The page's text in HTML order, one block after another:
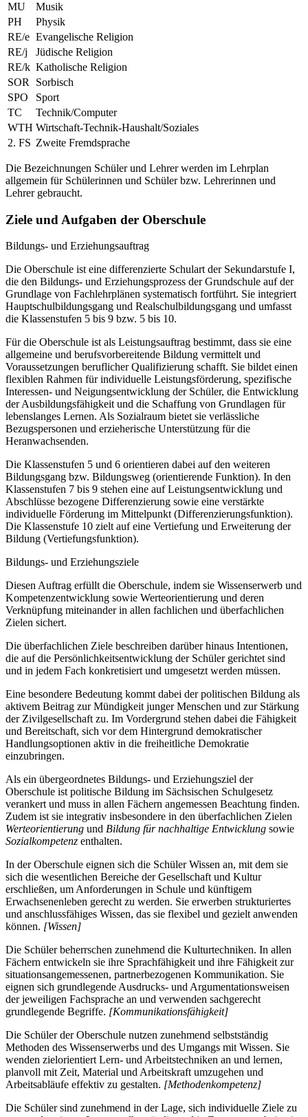
MU
Musik
PH
Physik
RE/e Evangelische Religion
RE/j
Jüdische Religion
RE/k Katholische Religion
SOR
Sorbisch
SPO
Sport
TC
Technik/Computer
WTH Wirtschaft-Technik-Haushalt/Soziales
2. FS Zweite Fremdsprache
Die Bezeichnungen Schüler und Lehrer werden im Lehrplan
allgemein für Schülerinnen und Schüler bzw. Lehrerinnen und
Lehrer gebraucht.
Ziele und Aufgaben der Oberschule
Bildungs- und Erziehungsauftrag
Die Oberschule ist eine differenzierte Schulart der Sekundarstufe I,
die den Bildungs- und Erziehungsprozess der Grundschule auf der
Grundlage von Fachlehrplänen systematisch fortführt. Sie integriert
Hauptschulbildungsgang und Realschulbildungsgang und umfasst
die Klassenstufen 5 bis 9 bzw. 5 bis 10.
Für die Oberschule ist als Leistungsauftrag bestimmt, dass sie eine
allgemeine und berufsvorbereitende Bildung vermittelt und
Voraussetzungen beruflicher Qualifizierung schafft. Sie bildet einen
flexiblen Rahmen für individuelle Leistungsförderung, spezifische
Interessen- und Neigungsentwicklung der Schüler, die Entwicklung
der Ausbildungsfähigkeit und die Schaffung von Grundlagen für
lebenslanges Lernen. Als Sozialraum bietet sie verlässliche
Bezugspersonen und erzieherische Unterstützung für die
Heranwachsenden.
Die Klassenstufen 5 und 6 orientieren dabei auf den weiteren
Bildungsgang bzw. Bildungsweg (orientierende Funktion). In den
Klassenstufen 7 bis 9 stehen eine auf Leistungsentwicklung und
Abschlüsse bezogene Differenzierung sowie eine verstärkte
individuelle Förderung im Mittelpunkt (Differenzierungsfunktion).
Die Klassenstufe 10 zielt auf eine Vertiefung und Erweiterung der
Bildung (Vertiefungsfunktion).
Bildungs- und Erziehungsziele
Diesen Auftrag erfüllt die Oberschule, indem sie Wissenserwerb und
Kompetenzentwicklung sowie Werteorientierung und deren
Verknüpfung miteinander in allen fachlichen und überfachlichen
Zielen sichert.
Die überfachlichen Ziele beschreiben darüber hinaus Intentionen,
die auf die Persönlichkeitsentwicklung der Schüler gerichtet sind
und in jedem Fach konkretisiert und umgesetzt werden müssen.
Eine besondere Bedeutung kommt dabei der politischen Bildung als
aktivem Beitrag zur Mündigkeit junger Menschen und zur Stärkung
der Zivilgesellschaft zu. Im Vordergrund stehen dabei die Fähigkeit
und Bereitschaft, sich vor dem Hintergrund demokratischer
Handlungsoptionen aktiv in die freiheitliche Demokratie
einzubringen.
Als ein übergeordnetes Bildungs- und Erziehungsziel der
Oberschule ist politische Bildung im Sächsischen Schulgesetz
verankert und muss in allen Fächern angemessen Beachtung finden.
Zudem ist sie integrativ insbesondere in den überfachlichen Zielen
Werteorientierung und Bildung für nachhaltige Entwicklung sowie
Sozialkompetenz enthalten.
In der Oberschule eignen sich die Schüler Wissen an, mit dem sie
sich die wesentlichen Bereiche der Gesellschaft und Kultur
erschließen, um Anforderungen in Schule und künftigem
Erwachsenenleben gerecht zu werden. Sie erwerben strukturiertes
und anschlussfähiges Wissen, das sie flexibel und gezielt anwenden
können. [Wissen]
Die Schüler beherrschen zunehmend die Kulturtechniken. In allen
Fächern entwickeln sie ihre Sprachfähigkeit und ihre Fähigkeit zur
situationsangemessenen, partnerbezogenen Kommunikation. Sie
eignen sich grundlegende Ausdrucks- und Argumentationsweisen
der jeweiligen Fachsprache an und verwenden sachgerecht
grundlegende Begriffe. [Kommunikationsfähigkeit]
Die Schüler der Oberschule nutzen zunehmend selbstständig
Methoden des Wissenserwerbs und des Umgangs mit Wissen. Sie
wenden zielorientiert Lern- und Arbeitstechniken an und lernen,
planvoll mit Zeit, Material und Arbeitskraft umzugehen und
Arbeitsabläufe effektiv zu gestalten. [Methodenkompetenz]
Die Schüler sind zunehmend in der Lage, sich individuelle Ziele zu